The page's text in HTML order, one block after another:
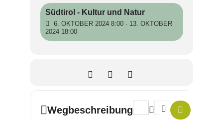
Südtirol - Kultur und Natur
6. OKTOBER 2024 8:00 - 13. OKTOBER
2024 18:00
Wegbeschreibung Address - Bosnien-
Destination Address